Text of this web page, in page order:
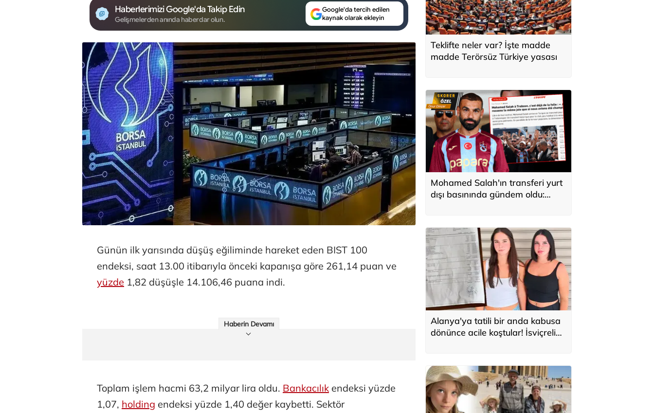
Haberlerimizi Google'da Takip Edin
Gelişmelerden anında haberdar olun.
Google'da tercih edilen
kaynak olarak ekleyin
Günün ilk yarısında düşüş eğiliminde hareket eden BIST 100
endeksi, saat 13.00 itibarıyla önceki kapanışa göre 261,14 puan ve
yüzde 1,82 düşüşle 14.106,46 puana indi.
Haberin Devamı
Toplam işlem hacmi 63,2 milyar lira oldu. Bankacılıkendeksi yüzde
1,07, holding endeksi yüzde 1,40 değer kaybetti. Sektör
Teklifte neler var? İşte madde
madde Terörsüz Türkiye yasası
Mohamed Salah'ın transferi yurt
dışı basınında gündem oldu:
Alanya'ya tatili bir anda kabusa
dönünce acile koştular! İsviçreli